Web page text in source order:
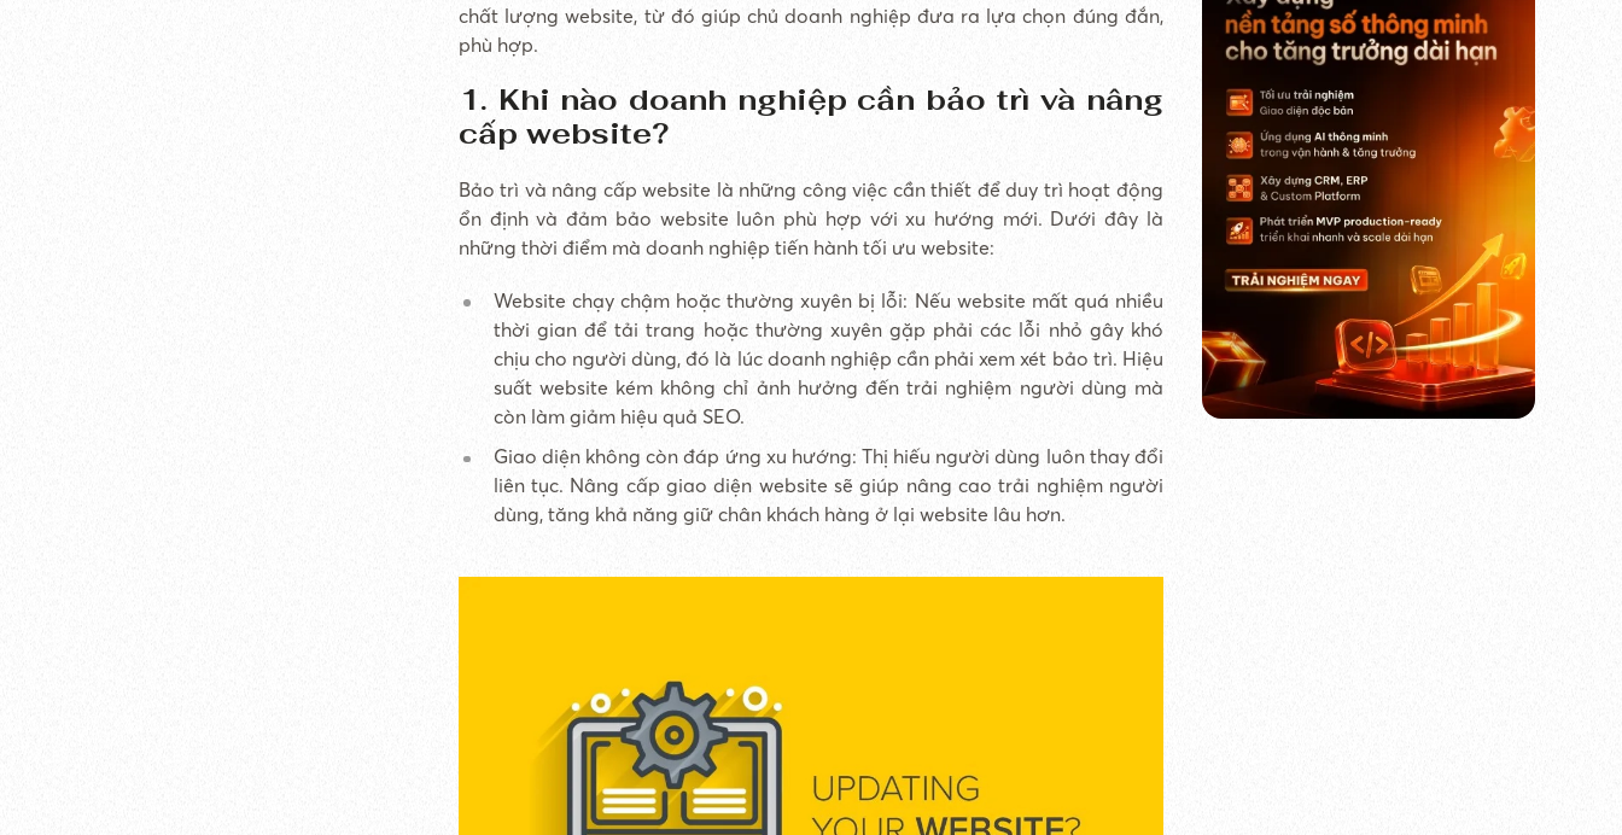
chất lượng website, từ đó giúp chủ doanh nghiệp đưa ra lựa chọn đúng đắn,
phù hợp.
1. Khi nào doanh nghiệp cần bảo trì và nâng
cấp website?
Bảo trì và nâng cấp website là những công việc cần thiết để duy trì hoạt động
ổn định và đảm bảo website luôn phù hợp với xu hướng mới. Dưới đây là
những thời điểm mà doanh nghiệp tiến hành tối ưu website:
Website chạy chậm hoặc thường xuyên bị lỗi: Nếu website mất quá nhiều
thời gian để tải trang hoặc thường xuyên gặp phải các lỗi nhỏ gây khó
chịu cho người dùng, đó là lúc doanh nghiệp cần phải xem xét bảo trì. Hiệu
suất website kém không chỉ ảnh hưởng đến trải nghiệm người dùng mà
còn làm giảm hiệu quả SEO.
Giao diện không còn đáp ứng xu hướng: Thị hiếu người dùng luôn thay đổi
liên tục. Nâng cấp giao diện website sẽ giúp nâng cao trải nghiệm người
dùng, tăng khả năng giữ chân khách hàng ở lại website lâu hơn.